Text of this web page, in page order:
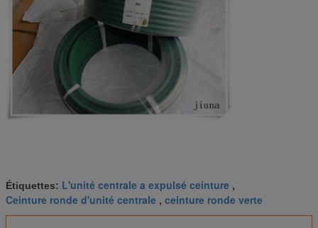
Étiquettes: L'unité centrale a expulsé ceinture ,
Ceinture ronde d'unité centrale , ceinture ronde verte